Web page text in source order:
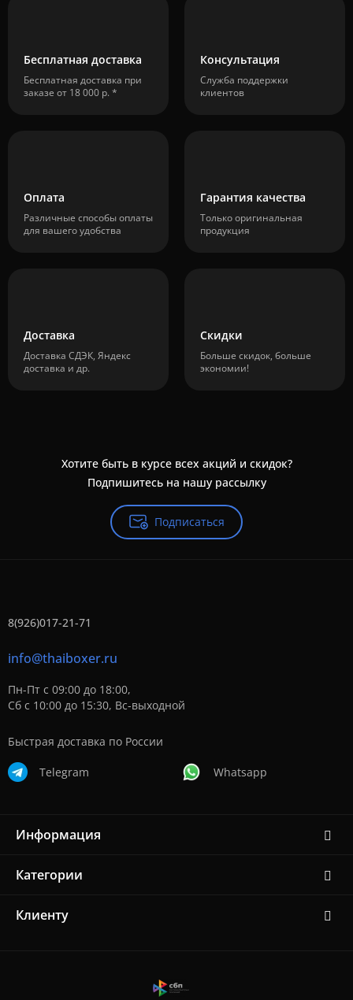
Бесплатная доставка
Бесплатная доставка при
заказе от 18 000 р. *
Консультация
Служба поддержки
клиентов
Оплата
Различные способы оплаты
для вашего удобства
Гарантия качества
Только оригинальная
продукция
Доставка
Доставка СДЭК, Яндекс
доставка и др.
Скидки
Больше скидок, больше
экономии!
Хотите быть в курсе всех акций и скидок?
Подпишитесь на нашу рассылку
Подписаться
8(926)017-21-71
info@thaiboxer.ru
Пн-Пт с 09:00 до 18:00,
Сб с 10:00 до 15:30, Вс-выходной
Быстрая доставка по России
Telegram Whatsapp
Информация
Категории
Клиенту